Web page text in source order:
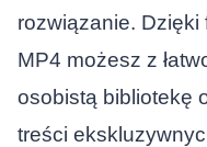
rozwiązanie. Dzięki
MP4 możesz z
osobistą bibliotekę
treści